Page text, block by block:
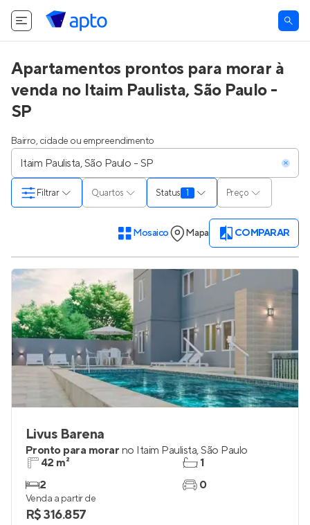
Apartamentos prontos para morar à
venda no Itaim Paulista, São Paulo -
SP
Bairro, cidade ou empreendimento
Quartos Status 1 Preço
Filtrar
Mosaico Mapa COMPARAR
Livus Barena
Pronto para morar no Itaim Paulista,São Paulo
42 m²
2
1
0
Venda a partir de
R$ 316.857